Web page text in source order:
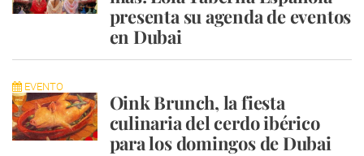
presenta su agenda de eventos
en Dubai
EVENTO
Oink Brunch, la fiesta
culinaria del cerdo ibérico
para los domingos de Dubai